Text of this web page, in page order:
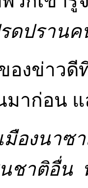
รดปราน
องข่าวดี
มาก่อน
องนาซ
ชาติอื่น